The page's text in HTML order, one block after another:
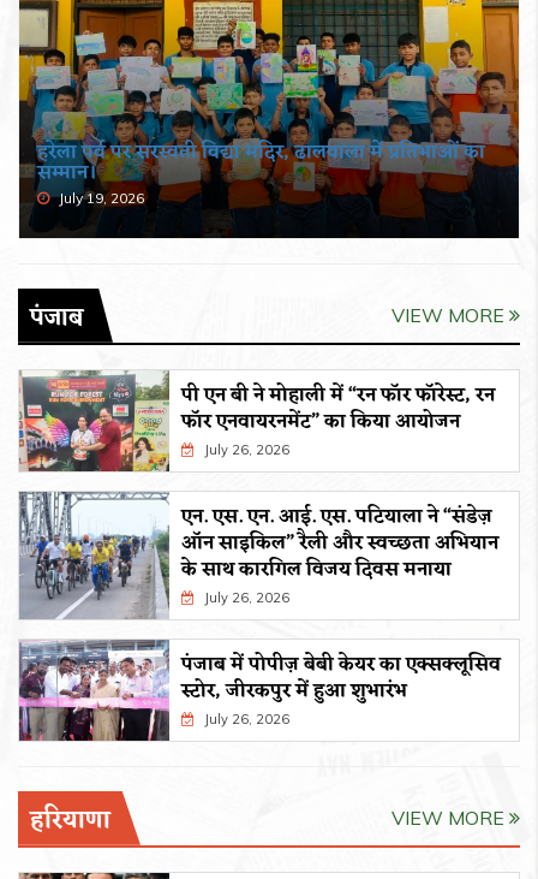
हरेला पर्व पर सरस्वती विद्या मंदिर, ढालवाला में प्रतिभाओं का
सम्मान।
July 19, 2026
पंजाब VIEW MORE
पी एन बी ने मोहाली में “रन फॉर फॉरेस्ट, रन
फॉर एनवायरनमेंट” का किया आयोजन
July 26, 2026
एन. एस. एन. आई. एस. पटियाला ने “संडेज़
ऑन साइकिल” रैली और स्वच्छता अभियान
के साथ कारगिल विजय दिवस मनाया
July 26, 2026
पंजाब में पोपीज़ बेबी केयर का एक्सक्लूसिव
स्टोर, जीरकपुर में हुआ शुभारंभ
July 26, 2026
हरियाणा VIEW MORE